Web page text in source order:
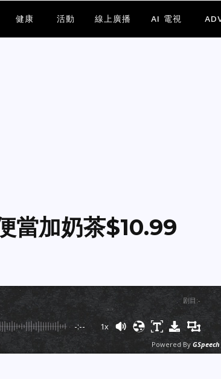
健康 活動 線上廣播 AI 電視
當加奶茶$10.99
剧目 :-
-:-- 1x
Powered By GSpeech